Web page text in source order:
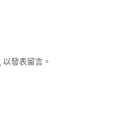
以發表留言。